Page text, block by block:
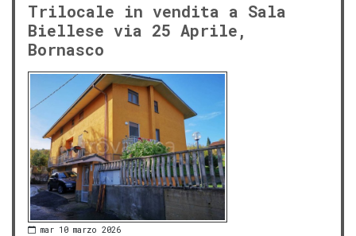
Trilocale in vendita a Sala
Biellese via 25 Aprile,
Bornasco
mar 10 marzo 2026